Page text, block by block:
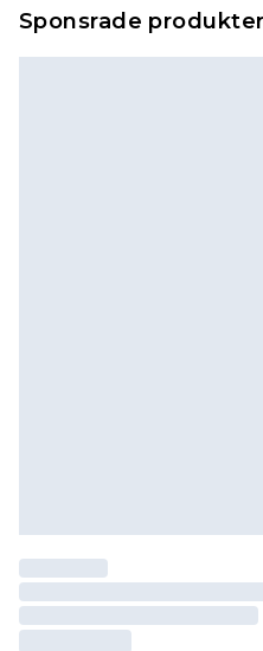
Sponsrade produkter